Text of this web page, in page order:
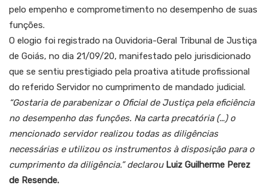
pelo empenho e comprometimento no desempenho de suas
funções.
O elogio foi registrado na Ouvidoria-Geral Tribunal de Justiça
de Goiás, no dia 21/09/20, manifestado pelo jurisdicionado
que se sentiu prestigiado pela proativa atitude profissional
do referido Servidor no cumprimento de mandado judicial.
“Gostaria de parabenizar o Oficial de Justiça pela eficiência
no desempenho das funções. Na carta precatória (…) o
mencionado servidor realizou todas as diligências
necessárias e utilizou os instrumentos à disposição para o
cumprimento da diligência.” declarou Luiz Guilherme Perez
de Resende.